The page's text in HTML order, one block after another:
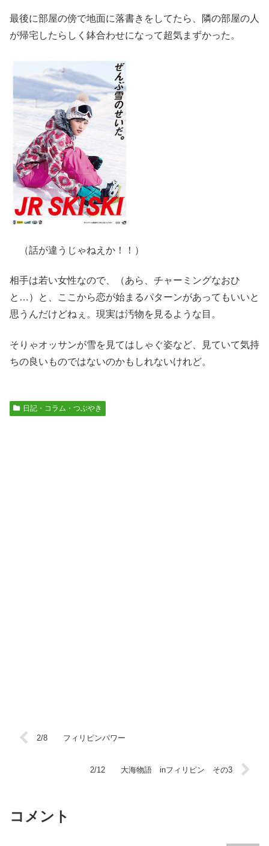
最後に部屋の傍で地面に落書きをしてたら、隣の部屋の人
が帰宅したらしく鉢合わせになって超気まずかった。
（話が違うじゃねえか！！）
相手は若い女性なので、（あら、チャーミングなおひ
と…）と、ここから恋が始まるパターンがあってもいいと
思うんだけどねぇ。現実は汚物を見るような目。
そりゃオッサンが雪を見てはしゃぐ姿など、見ていて気持
ちの良いものではないのかもしれないけれど。
日記・コラム・つぶやき
2/8 フィリピンパワー
2/12 大海物語 inフィリピン その3
コメント